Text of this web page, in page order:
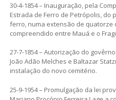
30-4-1854 – Inauguração, pela
Estrada de Ferro de Petrópolis, do
ferro, numa extensão de quatorze
compreendido entre Mauá e o
27-7-1854 – Autorização do
João Adão Melches e Baltazar
instalação do novo cemitério.
25-9-1954 – Promulgação da lei